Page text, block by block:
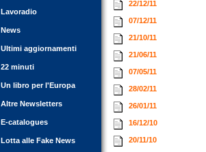
Lavoradio
News
Ultimi aggiornamenti
22 minuti
Un libro per l'Europa
Altre Newsletters
E-catalogues
Lotta alle Fake News
22/12/11
07/12/11
21/10/11
21/06/11
07/05/11
28/02/11
26/01/11
16/12/10
20/11/10